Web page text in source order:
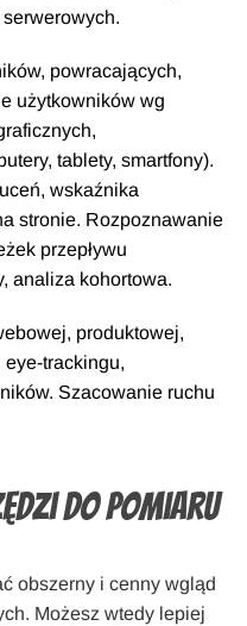
powracających,
użytkowników wg
tablety, smartfony).
wskaźnika
stronie. Rozpoznawanie
przepływu
analiza kohortowa.
produktowej,
trackingu,
Szacowanie ruchu
do pomiaru
obszerny i cenny wgląd
Możesz wtedy lepiej